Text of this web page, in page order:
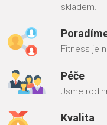
skladem.
Fitness je
Péče
Jsme
Kvalita